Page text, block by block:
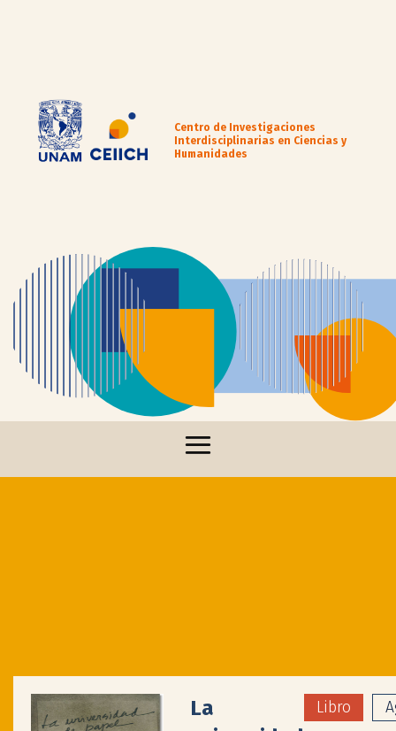
Centro de Investigaciones
Interdisciplinarias en Ciencias y
Humanidades
La
Libro